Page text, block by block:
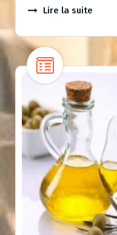
Lire la suite